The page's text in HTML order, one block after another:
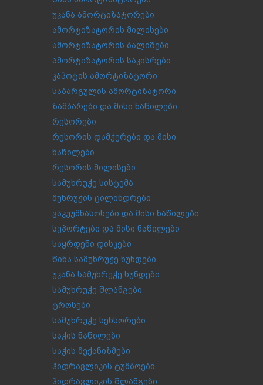
უკანა ამორტიზატორები
ამორტიზატორის მილისები
ამორტიზატორის ბალიშები
ამორტიზატორის საკისრები
კაპოტის ამორტიზატორი
საბარგულის ამორტიზატორი
ზამბარები და მისი ნაწილები
რესორები
რესორის დამჭერები და მისი
ნაწილები
რესორის მილისები
სამუხრუჭე სისტემა
მუხრუჭის ცილინდრები
ვაკუუმნასოსები და მისი ნაწილები
სუპორტები და მისი ნაწილები
საყრდენი დისკები
წინა სამუხრუჭე ხუნდები
უკანა სამუხრუჭე ხუნდები
სამუხრუჭე შლანგები
ტროსები
სამუხრუჭე სენსორები
საჭის ნაწილები
საჭის მექანიზმები
ჰიდრავლიკის ტუმბოები
ჰიდრავლიკის შლანგები